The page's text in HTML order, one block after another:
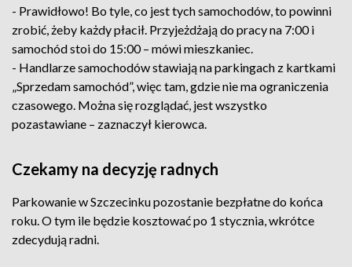
- Prawidłowo! Bo tyle, co jest tych samochodów, to powinni
zrobić, żeby każdy płacił. Przyjeżdżają do pracy na 7:00 i
samochód stoi do 15:00 – mówi mieszkaniec.
- Handlarze samochodów stawiają na parkingach z kartkami
„Sprzedam samochód”, więc tam, gdzie nie ma ograniczenia
czasowego. Można się rozglądać, jest wszystko
pozastawiane – zaznaczył kierowca.
Czekamy na decyzję radnych
Parkowanie w Szczecinku pozostanie bezpłatne do końca
roku. O tym ile będzie kosztować po 1 stycznia, wkrótce
zdecydują radni.